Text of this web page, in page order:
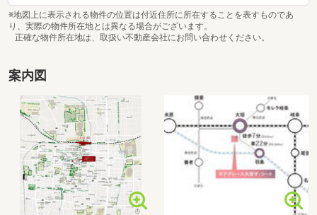
※地図上に表示される物件の位置は付近住所に所在することを表すものであ
り、実際の物件所在地とは異なる場合がございます。
正確な物件所在地は、取扱い不動産会社にお問い合わせください。
案内図